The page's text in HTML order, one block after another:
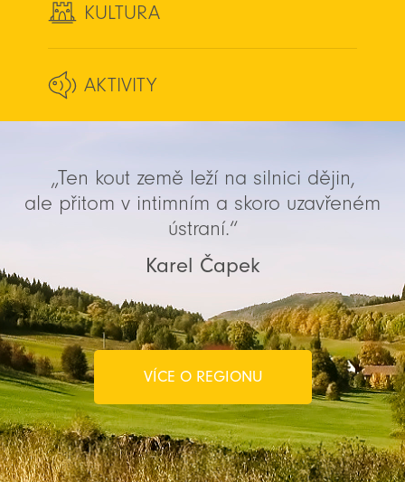
KULTURA
AKTIVITY
„Ten kout země leží na silnici dějin,
ale přitom v intimním a skoro uzavřeném
ústraní.“
Karel Čapek
VÍCE O REGIONU